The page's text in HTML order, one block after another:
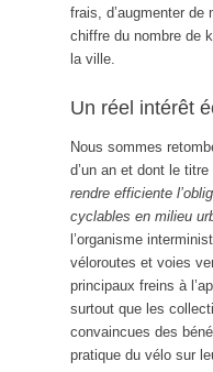
frais, d’augmenter de
chiffre du nombre de
la ville.
Un réel intérêt
Nous sommes
d’un an et dont le
rendre efficiente
cyclables en milieu
l’organisme
véloroutes et voies
principaux freins à
surtout que les
convaincues des
pratique du vélo sur